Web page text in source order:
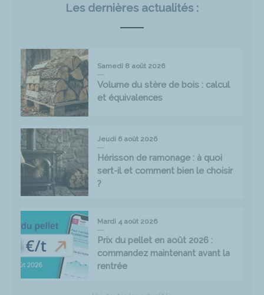
Les dernières actualités :
Samedi 8 août 2026
Volume du stère de bois : calcul
et équivalences
Jeudi 6 août 2026
Hérisson de ramonage : à quoi
sert-il et comment bien le choisir
?
Mardi 4 août 2026
Prix du pellet en août 2026 :
commandez maintenant avant la
rentrée